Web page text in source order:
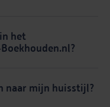
het
naar mijn huisstijl?